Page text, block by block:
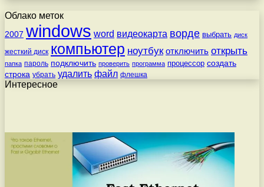
Облако меток
2007 windows word видеокарта ворде выбрать диск
жесткий диск компьютер ноутбук отключить открыть
папка пароль подключить проверить программа процессор создать
строка убрать удалить файл флешка
Интересное